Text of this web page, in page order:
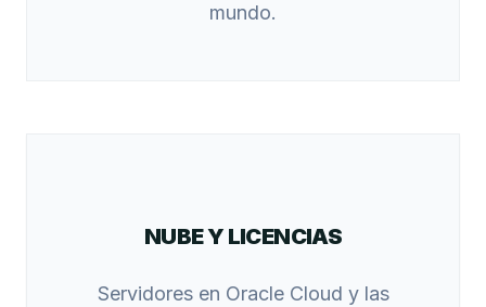
mundo.
NUBE Y LICENCIAS
Servidores en Oracle Cloud y las